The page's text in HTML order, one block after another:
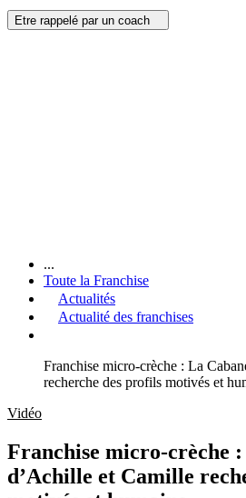
Etre rappelé par un coach
...
Toute la Franchise
Actualités
Actualité des franchises
Franchise micro-crèche : La
recherche des profils motivés et
Vidéo
Franchise micro-crèche
d’Achille et Camille